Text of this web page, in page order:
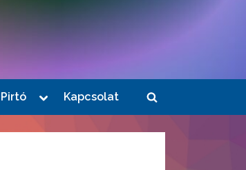
Pirtó
Toggle
menu
Kapcsolat
Toggle